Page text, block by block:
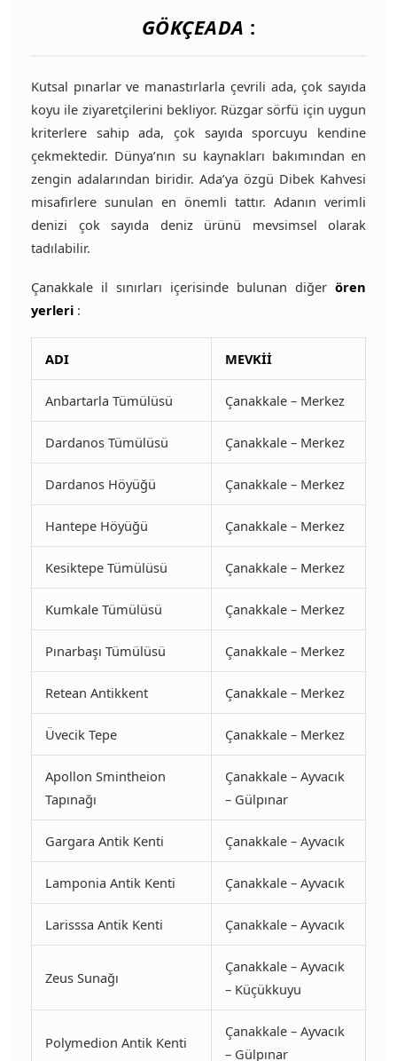
GÖKÇEADA :
Kutsal pınarlar ve manastırlarla çevrili ada, çok sayıda
koyu ile ziyaretçilerini bekliyor. Rüzgar sörfü için uygun
kriterlere sahip ada, çok sayıda sporcuyu kendine
çekmektedir. Dünya’nın su kaynakları bakımından en
zengin adalarından biridir. Ada’ya özgü Dibek Kahvesi
misafirlere sunulan en önemli tattır. Adanın verimli
denizi çok sayıda deniz ürünü mevsimsel olarak
tadılabilir.
Çanakkale il sınırları içerisinde bulunan diğer ören
yerleri :
ADI MEVKİİ
Anbartarla Tümülüsü Çanakkale – Merkez
Dardanos Tümülüsü Çanakkale – Merkez
Dardanos Höyüğü Çanakkale – Merkez
Hantepe Höyüğü Çanakkale – Merkez
Kesiktepe Tümülüsü Çanakkale – Merkez
Kumkale Tümülüsü Çanakkale – Merkez
Pınarbaşı Tümülüsü Çanakkale – Merkez
Retean Antikkent Çanakkale – Merkez
Üvecik Tepe Çanakkale – Merkez
Apollon Smintheion
Tapınağı
Çanakkale – Ayvacık
– Gülpınar
Gargara Antik Kenti Çanakkale – Ayvacık
Lamponia Antik Kenti Çanakkale – Ayvacık
Larisssa Antik Kenti Çanakkale – Ayvacık
Zeus Sunağı
Çanakkale – Ayvacık
– Küçükkuyu
Polymedion Antik Kenti
Çanakkale – Ayvacık
– Gülpınar